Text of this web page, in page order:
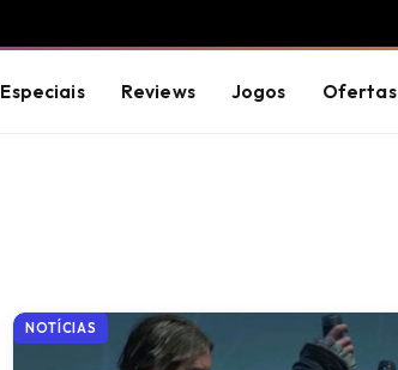
Especiais Reviews Jogos Ofertas
NOTÍCIAS